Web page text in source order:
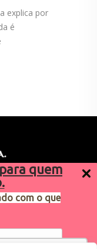
quem
com o que
explica por
é